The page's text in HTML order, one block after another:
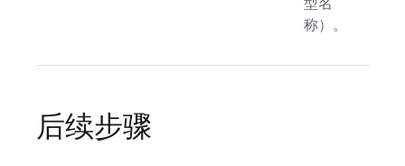
型名
称）。
后续步骤